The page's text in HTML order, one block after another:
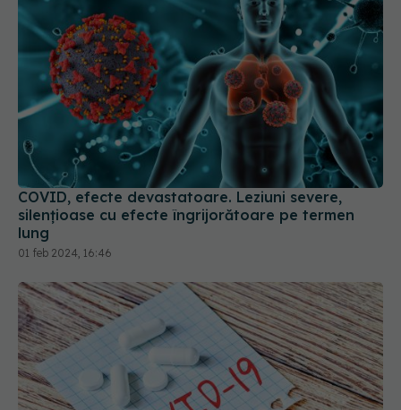
COVID, efecte devastatoare. Leziuni severe,
silențioase cu efecte îngrijorătoare pe termen
lung
01 feb 2024, 16:46